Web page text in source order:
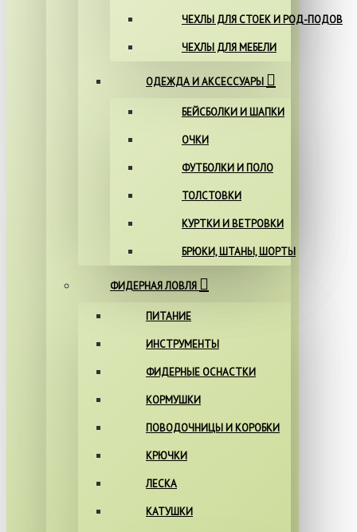
ЧЕХЛЫ ДЛЯ СТОЕК И РОД-ПОДОВ
ЧЕХЛЫ ДЛЯ МЕБЕЛИ
ОДЕЖДА И АКСЕССУАРЫ
БЕЙСБОЛКИ И ШАПКИ
ОЧКИ
ФУТБОЛКИ И ПОЛО
ТОЛСТОВКИ
КУРТКИ И ВЕТРОВКИ
БРЮКИ, ШТАНЫ, ШОРТЫ
ФИДЕРНАЯ ЛОВЛЯ
ПИТАНИЕ
ИНСТРУМЕНТЫ
ФИДЕРНЫЕ ОСНАСТКИ
КОРМУШКИ
ПОВОДОЧНИЦЫ И КОРОБКИ
КРЮЧКИ
ЛЕСКА
КАТУШКИ